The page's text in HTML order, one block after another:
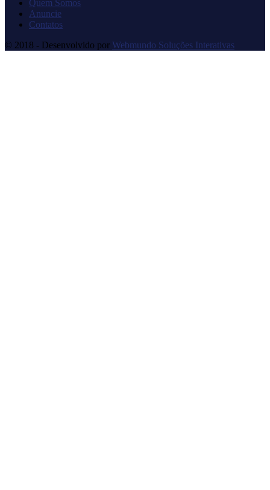
Quem Somos
Anuncie
Contatos
© 2018 - Desenvolvido por Webmundo Soluções Interativas